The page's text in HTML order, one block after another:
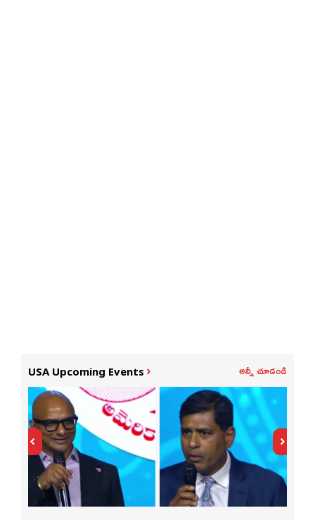
USA Upcoming Events అన్నీ చూడండి